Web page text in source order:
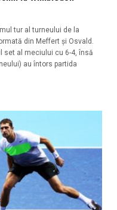
tur al turneului de la
din Meffert și Osvald.
set al meciului cu 6-4, însă
au întors partida